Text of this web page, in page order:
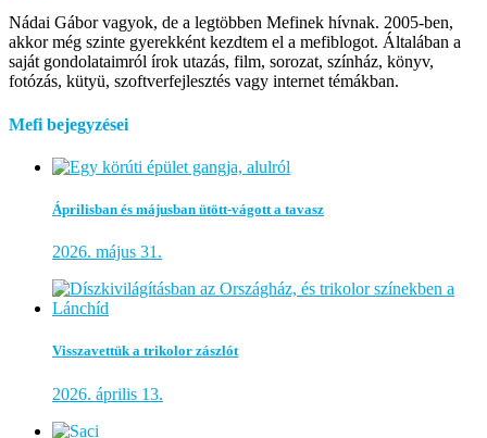
Nádai Gábor vagyok, de a legtöbben Mefinek hívnak. 2005-ben,
akkor még szinte gyerekként kezdtem el a mefiblogot. Általában a
saját gondolataimról írok utazás, film, sorozat, színház, könyv,
fotózás, kütyü, szoftverfejlesztés vagy internet témákban.
Mefi bejegyzései
Áprilisban és májusban ütött-vágott a tavasz
2026. május 31.
Visszavettük a trikolor zászlót
2026. április 13.